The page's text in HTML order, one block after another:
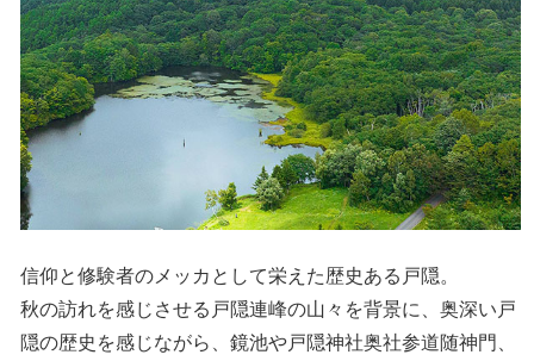
信仰と修験者のメッカとして栄えた歴史ある戸隠。
秋の訪れを感じさせる戸隠連峰の山々を背景に、奥深い戸
隠の歴史を感じながら、鏡池や戸隠神社奥社参道随神門、